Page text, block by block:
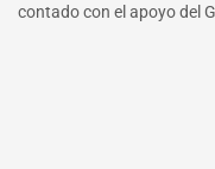
contado con el apoyo del